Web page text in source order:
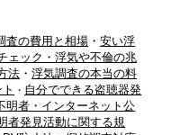
査の費用と相場 ・安い浮
ェック・浮気や不倫の兆
法 ・浮気調査の本当の料
・ 自分でできる盗聴器発
明者・インターネット公
者発見活動に関する規